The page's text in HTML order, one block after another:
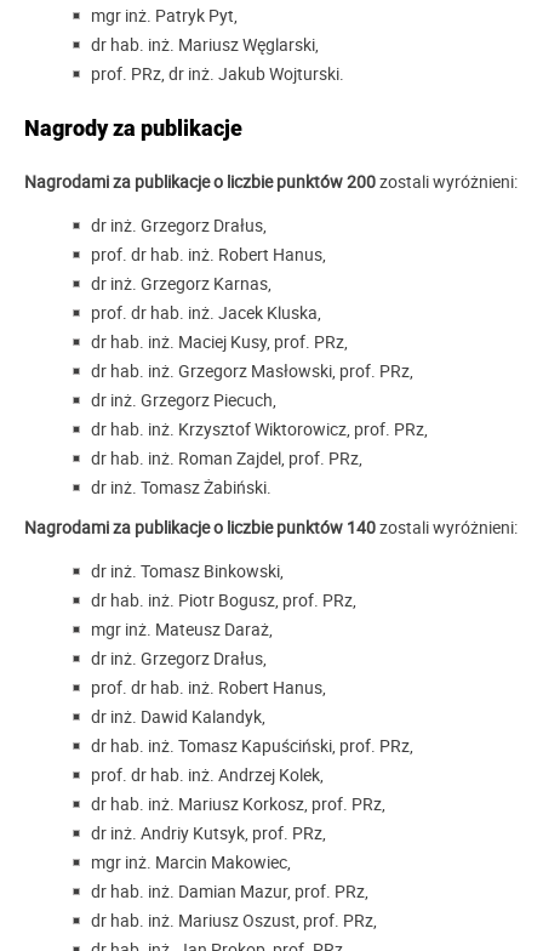
mgr inż. Patryk Pyt,
dr hab. inż. Mariusz Węglarski,
prof. PRz, dr inż. Jakub Wojturski.
Nagrody za publikacje
Nagrodami za publikacje o liczbie punktów 200zostali wyróżnieni:
dr inż. Grzegorz Drałus,
prof. dr hab. inż. Robert Hanus,
dr inż. Grzegorz Karnas,
prof. dr hab. inż. Jacek Kluska,
dr hab. inż. Maciej Kusy, prof. PRz,
dr hab. inż. Grzegorz Masłowski, prof. PRz,
dr inż. Grzegorz Piecuch,
dr hab. inż. Krzysztof Wiktorowicz, prof. PRz,
dr hab. inż. Roman Zajdel, prof. PRz,
dr inż. Tomasz Żabiński.
Nagrodami za publikacje o liczbie punktów 140zostali wyróżnieni:
dr inż. Tomasz Binkowski,
dr hab. inż. Piotr Bogusz, prof. PRz,
mgr inż. Mateusz Daraż,
dr inż. Grzegorz Drałus,
prof. dr hab. inż. Robert Hanus,
dr inż. Dawid Kalandyk,
dr hab. inż. Tomasz Kapuściński, prof. PRz,
prof. dr hab. inż. Andrzej Kolek,
dr hab. inż. Mariusz Korkosz, prof. PRz,
dr inż. Andriy Kutsyk, prof. PRz,
mgr inż. Marcin Makowiec,
dr hab. inż. Damian Mazur, prof. PRz,
dr hab. inż. Mariusz Oszust, prof. PRz,